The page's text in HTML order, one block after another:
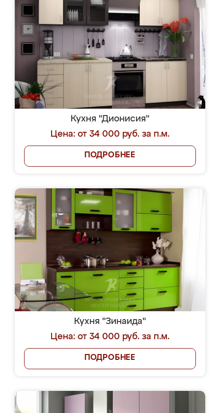
Кухня "Дионисия"
Цена: от 34 000 руб. за п.м.
ПОДРОБНЕЕ
Кухня "Зинаида"
Цена: от 34 000 руб. за п.м.
ПОДРОБНЕЕ